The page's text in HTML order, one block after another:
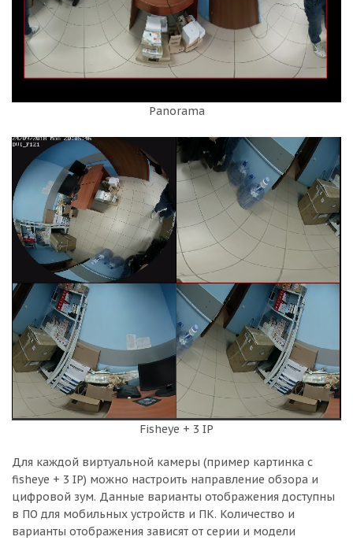
Panorama
Fisheye + 3 IP
Для каждой виртуальной камеры (пример картинка с
fisheye + 3 IP) можно настроить направление обзора и
цифровой зум. Данные варианты отображения доступны
в ПО для мобильных устройств и ПК. Количество и
варианты отображения зависят от серии и модели